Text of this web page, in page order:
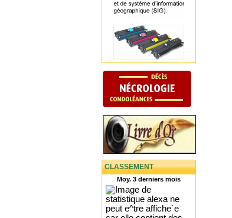
CLASSEMENT
Moy. 3 derniers mois